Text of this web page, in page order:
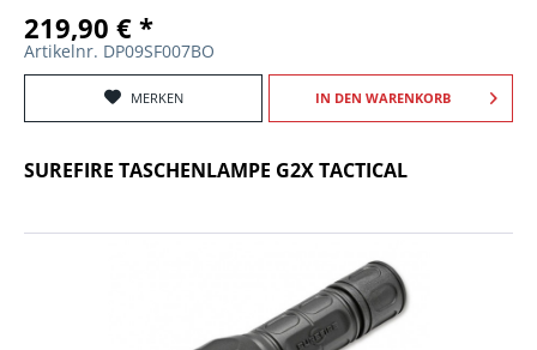
219,90 € *
Artikelnr. DP09SF007BO
MERKEN IN DEN WARENKORB
SUREFIRE TASCHENLAMPE G2X TACTICAL